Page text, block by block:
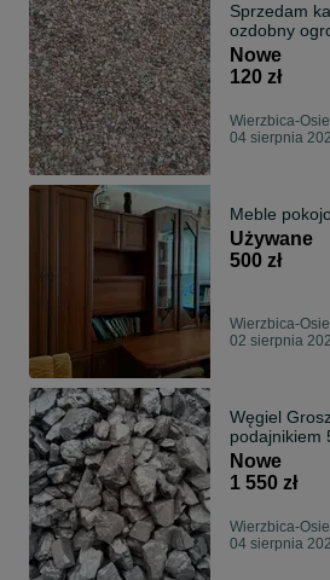
Sprzedam
ozdobny
Nowe
120 zł
Wierzbica-
04 sierpnia
Meble
Używane
500 zł
Wierzbica-
02 sierpnia
Węgiel
podajnikiem
transport do
Nowe
1 550 zł
Wierzbica-
04 sierpnia